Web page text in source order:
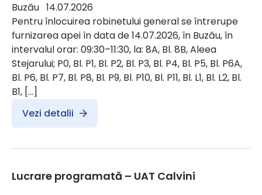
Buzău 14.07.2026
Pentru înlocuirea robinetului general se întrerupe
furnizarea apei în data de 14.07.2026, în Buzău, în
intervalul orar: 09:30–11:30, la: 8A, Bl. 8B, Aleea
Stejarului; P0, Bl. P1, Bl. P2, Bl. P3, Bl. P4, Bl. P5, Bl. P6A,
Bl. P6, Bl. P7, Bl. P8, Bl. P9, Bl. P10, Bl. P11, Bl. L1, Bl. L2, Bl.
B1, […]
Vezi detalii
Lucrare programată – UAT Calvini